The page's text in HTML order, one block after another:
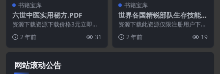
书籍宝库
六世中医实用秘方.PDF
资源下载资源下载价格3元立即购
2 年前 31
书籍宝库
世界各国精锐部队生存技能.P
DF
资源下载此资源仅限注册用户下
保证所有资源永久更新资...
2 年前 19
网站滚动公告